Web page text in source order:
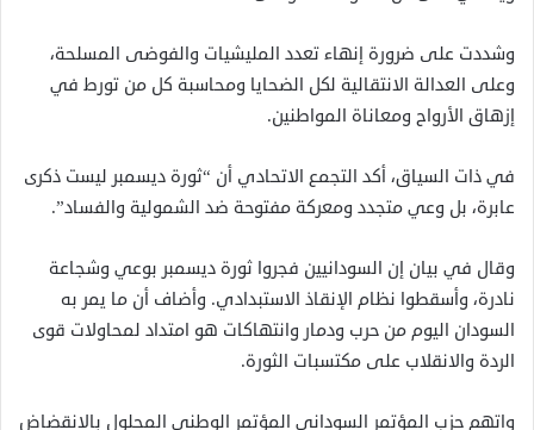
وشددت على ضرورة إنهاء تعدد المليشيات والفوضى المسلحة،
وعلى العدالة الانتقالية لكل الضحايا ومحاسبة كل من تورط في
إزهاق الأرواح ومعاناة المواطنين.
في ذات السياق، أكد التجمع الاتحادي أن “ثورة ديسمبر ليست ذكرى
عابرة، بل وعي متجدد ومعركة مفتوحة ضد الشمولية والفساد”.
وقال في بيان إن السودانيين فجروا ثورة ديسمبر بوعي وشجاعة
نادرة، وأسقطوا نظام الإنقاذ الاستبدادي. وأضاف أن ما يمر به
السودان اليوم من حرب ودمار وانتهاكات هو امتداد لمحاولات قوى
الردة والانقلاب على مكتسبات الثورة.
واتهم حزب المؤتمر السوداني المؤتمر الوطني المحلول بالانقضاض